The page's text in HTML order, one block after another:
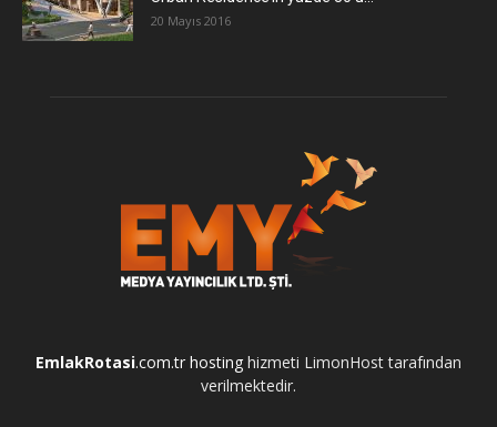
20 Mayıs 2016
EmlakRotasi.com.tr hosting hizmeti LimonHost tarafından
verilmektedir.